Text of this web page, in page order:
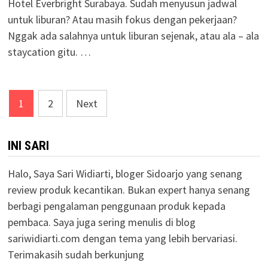
Hotel Everbright Surabaya. Sudah menyusun jadwal
untuk liburan? Atau masih fokus dengan pekerjaan?
Nggak ada salahnya untuk liburan sejenak, atau ala – ala
staycation gitu. …
Posts
pagination
1 2 Next
INI SARI
Halo, Saya Sari Widiarti, bloger Sidoarjo yang senang
review produk kecantikan. Bukan expert hanya senang
berbagi pengalaman penggunaan produk kepada
pembaca. Saya juga sering menulis di blog
sariwidiarti.com dengan tema yang lebih bervariasi.
Terimakasih sudah berkunjung